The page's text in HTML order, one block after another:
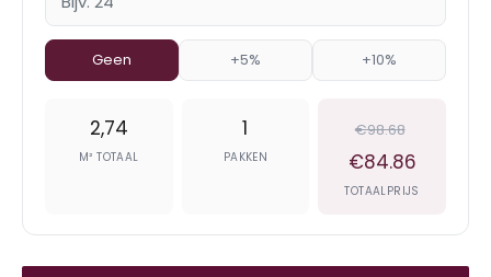
Geen +5% +10%
2,74
M² TOTAAL
1
PAKKEN
€98.68
€84.86
TOTAALPRIJS